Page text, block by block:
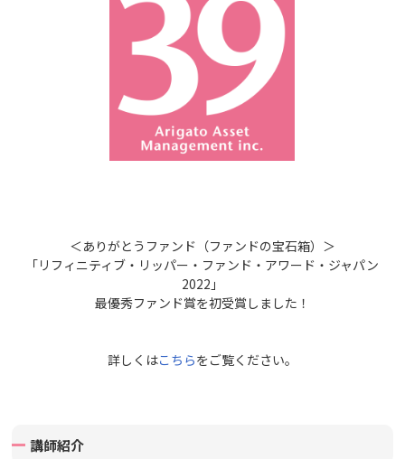
＜ありがとうファンド（ファンドの宝石箱）＞
「リフィニティブ・リッパー・ファンド・アワード・ジャパン
2022」
最優秀ファンド賞を初受賞しました！
詳しくはこちらをご覧ください。
講師紹介